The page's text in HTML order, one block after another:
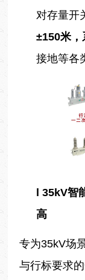
对存量开
±150米，
接地等各
35kV智
高
专为35kV场
与行标要求